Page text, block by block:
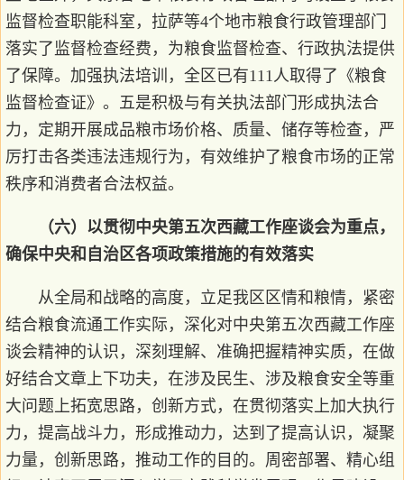
监督检查职能科室，拉萨等4个地市粮食行政管理部门
落实了监督检查经费，为粮食监督检查、行政执法提供
了保障。加强执法培训，全区已有111人取得了《粮食
监督检查证》。五是积极与有关执法部门形成执法合
力，定期开展成品粮市场价格、质量、储存等检查，严
厉打击各类违法违规行为，有效维护了粮食市场的正常
秩序和消费者合法权益。
（六）以贯彻中央第五次西藏工作座谈会为重点，
确保中央和自治区各项政策措施的有效落实
从全局和战略的高度，立足我区区情和粮情，紧密
结合粮食流通工作实际，深化对中央第五次西藏工作座
谈会精神的认识，深刻理解、准确把握精神实质，在做
好结合文章上下功夫，在涉及民生、涉及粮食安全等重
大问题上拓宽思路，创新方式，在贯彻落实上加大执行
力，提高战斗力，形成推动力，达到了提高认识，凝聚
力量，创新思路，推动工作的目的。周密部署、精心组